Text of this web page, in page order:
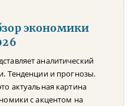
экономики
аналитический
Тенденции и прогнозы.
актуальная картина
с акцентом на